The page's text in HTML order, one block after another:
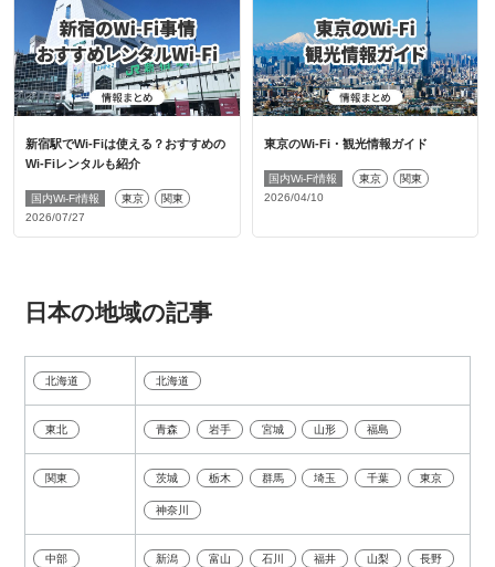
新宿駅でWi-Fiは使える？おすすめの
Wi-Fiレンタルも紹介
国内Wi-Fi情報 東京
関東
2026/07/27
東京のWi-Fi・観光情報ガイド
国内Wi-Fi情報 東京
関東
2026/04/10
日本の地域の記事
北海道 北海道
東北 青森 岩手 宮城 山形 福島
関東 茨城 栃木 群馬 埼玉 千葉 東京
神奈川
中部 新潟 富山 石川 福井 山梨 長野